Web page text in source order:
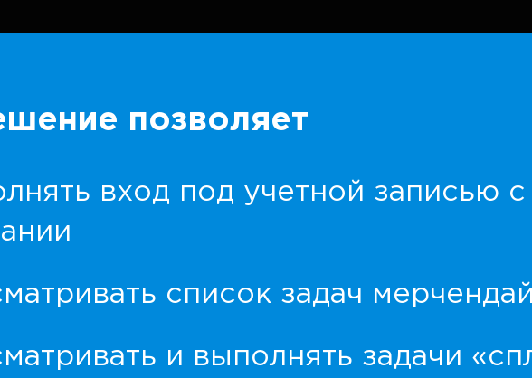
позволяет
вход под учетной записью
список задач
и выполнять задачи